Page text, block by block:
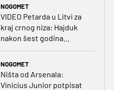
NOGOMET
VIDEO Petarda u Litvi za
kraj crnog niza: Hajduk
nakon šest godina
NOGOMET
Ništa od Arsenala:
Vinicius Junior potpisat